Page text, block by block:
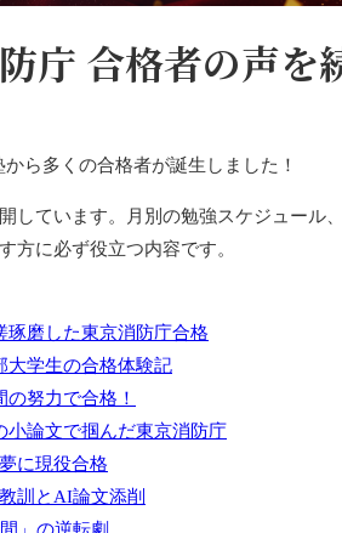
庁 合格者の声を
ら多くの合格者が誕生しました！
しています。月別の勉強スケジュール
に必ず役立つ内容です。
琢磨した東京消防庁合格
大学生の合格体験記
努力で合格！
小論文で掴んだ東京消防庁
に現役合格
訓とAI論文添削